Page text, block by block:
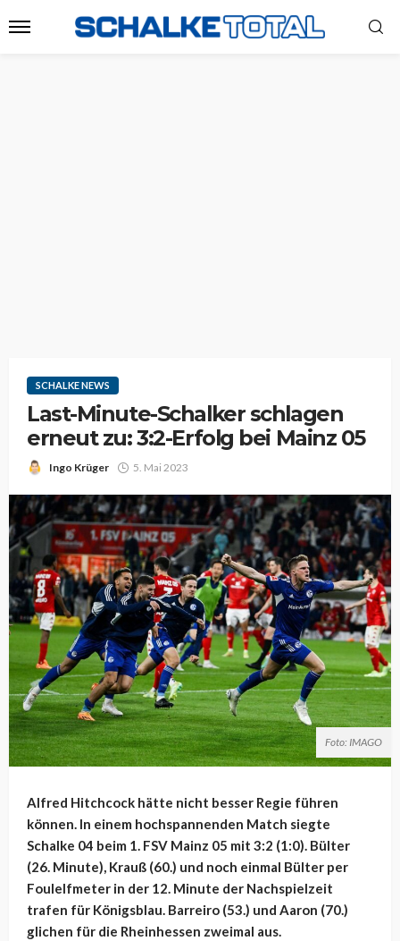
SCHALKE NEWS
Last-Minute-Schalker schlagen
erneut zu: 3:2-Erfolg bei Mainz 05
Ingo Krüger 5. Mai 2023
Foto: IMAGO
Alfred Hitchcock hätte nicht besser Regie führen
können. In einem hochspannenden Match siegte
Schalke 04 beim 1. FSV Mainz 05 mit 3:2 (1:0). Bülter
(26. Minute), Krauß (60.) und noch einmal Bülter per
Foulelfmeter in der 12. Minute der Nachspielzeit
trafen für Königsblau. Barreiro (53.) und Aaron (70.)
glichen für die Rheinhessen zweimal aus.